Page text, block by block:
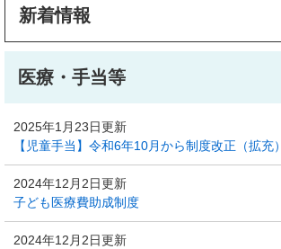
新着情報
医療・手当等
2025年1月23日更新
【児童手当】令和6年10月から制度改正（拡充
2024年12月2日更新
子ども医療費助成制度
2024年12月2日更新